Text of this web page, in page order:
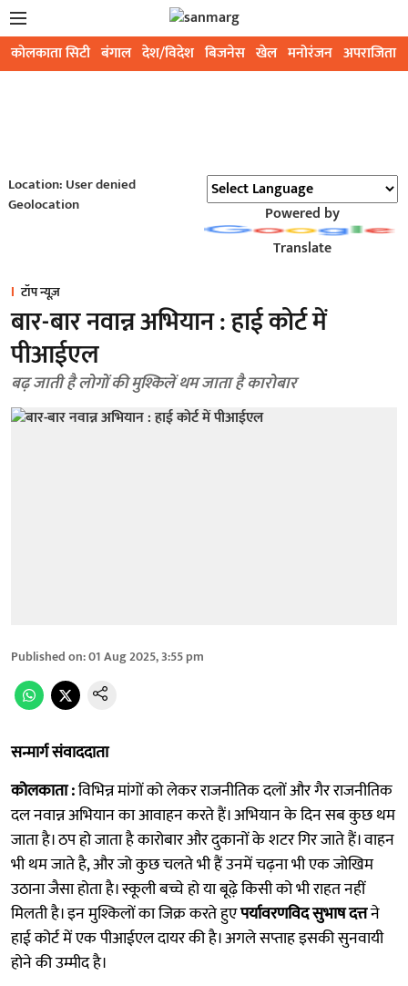
कोलकाता सिटी बंगाल देश/विदेश बिजनेस खेल मनोरंजन अपराजिता
Location: User denied
Geolocation
Powered by
Translate
टॉप न्यूज़
बार-बार नवान्न अभियान : हाई कोर्ट में
पीआईएल
बढ़ जाती है लोगों की मुश्किलें थम जाता है कारोबार
Published on:01 Aug 2025, 3:55 pm
सन्मार्ग संवाददाता
कोलकाता :विभिन्न मांगों को लेकर राजनीतिक दलों और गैर राजनीतिक
दल नवान्न अभियान का आवाहन करते हैं। अभियान के दिन सब कुछ थम
जाता है। ठप हो जाता है कारोबार और दुकानों के शटर गिर जाते हैं। वाहन
भी थम जाते है, और जो कुछ चलते भी हैं उनमें चढ़ना भी एक जोखिम
उठाना जैसा होता है। स्कूली बच्चे हो या बूढ़े किसी को भी राहत नहीं
मिलती है। इन मुश्किलों का जिक्र करते हुएपर्यावरणविद सुभाष दत्तने
हाई कोर्ट में एक पीआईएल दायर की है। अगले सप्ताह इसकी सुनवायी
होने की उम्मीद है।